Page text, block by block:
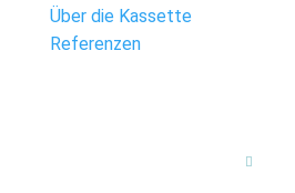
Über die Kassette
Referenzen
